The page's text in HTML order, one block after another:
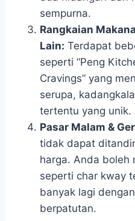
sempurna.
Rangkaian
Lain: Terdapat
seperti “Peng
Cravings” yang
serupa,
tertentu yang unik.
Pasar Malam &
tidak dapat
harga. Anda boleh
seperti char kway
banyak lagi
berpatutan.